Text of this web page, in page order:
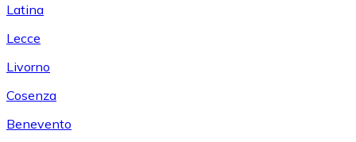
Latina
Lecce
Livorno
Cosenza
Benevento